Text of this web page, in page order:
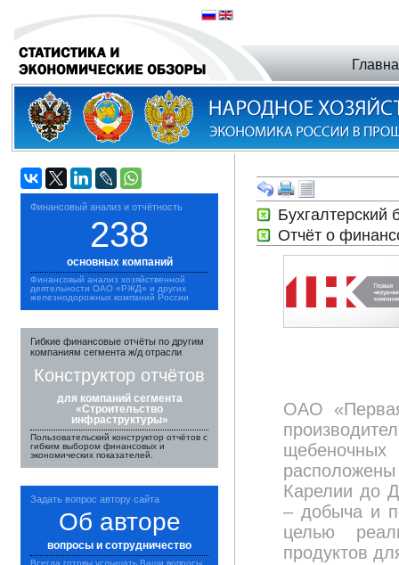
Финансовый анализ и отчётность
238
основных компаний
Финансовый анализ хозяйственной
деятельности ОАО «РЖД» и других
железнодорожных компаний России
Гибкие финансовые отчёты по другим
компаниям сегмента ж/д отрасли
Конструктор отчётов
для компаний сегмента
«Строительство
инфраструктуры»
Пользовательский конструктор отчётов с
гибким выбором финансовых и
экономических показателей.
Задать вопрос автору сайта
Об авторе
вопросы и сотрудничество
Всегда готовы услышать Ваши вопросы,
Отчёт о
ОАО
Карелии до
– добыча и
целью
продуктов